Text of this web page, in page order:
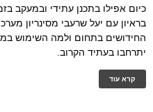
כיום אפילו בתכנן עתידי ובמעקב
בראיון עם יעל שרעבי מסינריון
החידושים בתחום ולמה השימוש
יתרחבו בעתיד הקרוב.
קרא עוד